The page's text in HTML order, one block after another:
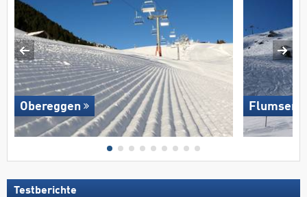
Obereggen
Testberichte